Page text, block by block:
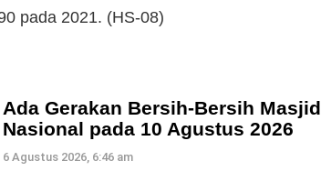
pada 2021. (HS-08)
Ada Gerakan Bersih-Bersih Masjid
Nasional pada 10 Agustus 2026
6 Agustus 2026, 6:46 am